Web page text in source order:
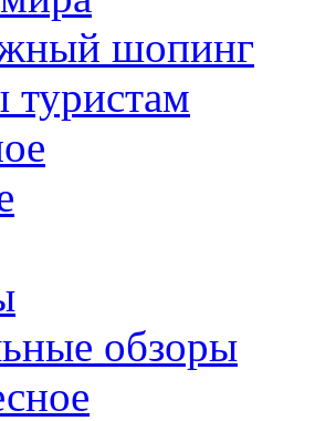
шопинг
туристам
обзоры